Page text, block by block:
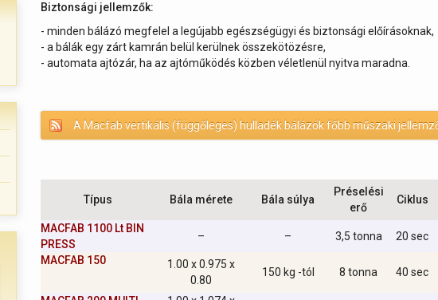
Biztonsági jellemzők:
- minden bálázó megfelel a legújabb egészségügyi és biztonsági előírásoknak,
- a bálák egy zárt kamrán belül kerülnek összekötözésre,
- automata ajtózár, ha az ajtóműködés közben véletlenül nyitva maradna.
A Macfab vertikális (függőleges) hulladék bálázók főbb műszaki
Típus Bála mérete Bála súlya
Préselési
erő
Ciklus
MACFAB 1100 Lt BIN
PRESS
– – 3,5 tonna 20 sec
MACFAB 150
1.00 x 0.975 x
0.80
150 kg -tól 8 tonna 40 sec